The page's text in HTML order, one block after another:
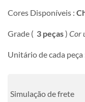
Cores Disponíveis :
Grade ( 3 peças) Cor
Unitário de cada peça
Simulação de frete